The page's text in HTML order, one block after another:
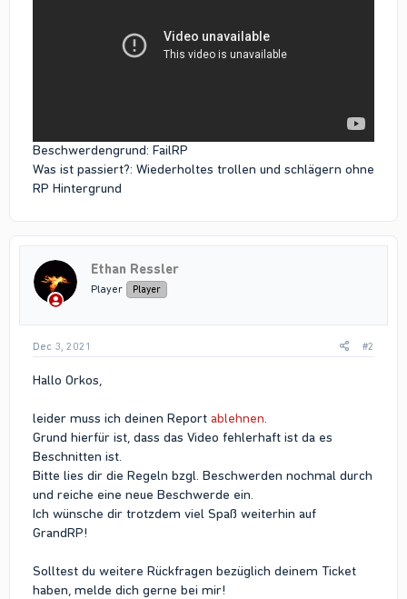
Beschwerdengrund: FailRP
Was ist passiert?: Wiederholtes trollen und schlägern ohne
RP Hintergrund
Ethan Ressler
Player Player
Dec 3, 2021 #2
Hallo Orkos,
leider muss ich deinen Report ablehnen.
Grund hierfür ist, dass das Video fehlerhaft ist da es
Beschnitten ist.
Bitte lies dir die Regeln bzgl. Beschwerden nochmal durch
und reiche eine neue Beschwerde ein.
Ich wünsche dir trotzdem viel Spaß weiterhin auf
GrandRP!
Solltest du weitere Rückfragen bezüglich deinem Ticket
haben, melde dich gerne bei mir!